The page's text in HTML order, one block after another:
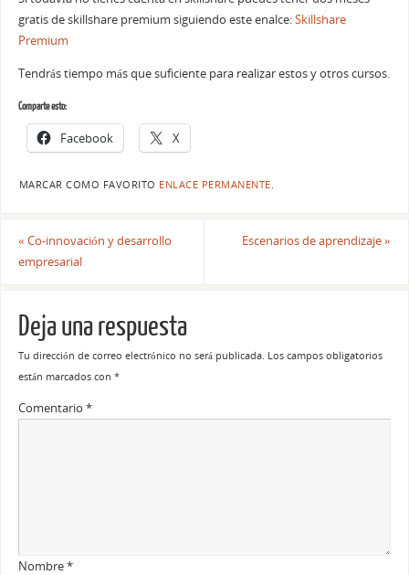
gratis de skillshare premium siguiendo este enalce:Skillshare
Premium
Tendrás tiempo más que suficiente para realizar estos y otros cursos.
Comparte esto:
Facebook X
MARCAR COMO FAVORITO ENLACE PERMANENTE.
« Co-innovación y desarrollo
empresarial
Escenarios de aprendizaje»
Deja una respuesta
Tu dirección de correo electrónico no será publicada. Los campos obligatorios
están marcados con *
Comentario *
Nombre*